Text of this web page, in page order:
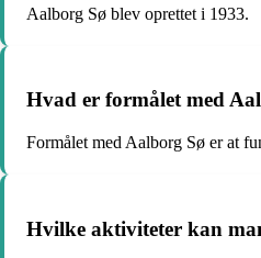
Aalborg Sø blev oprettet i 1933.
Hvad er formålet med
Formålet med Aalborg Sø er at
Hvilke aktiviteter kan